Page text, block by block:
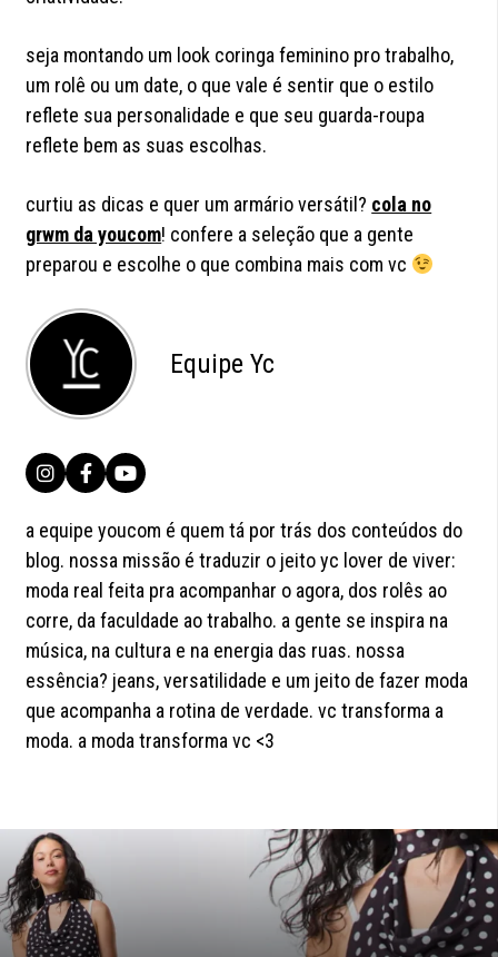
seja montando um look coringa feminino pro trabalho,
um rolê ou um date, o que vale é sentir que o estilo
reflete sua personalidade e que seu guarda-roupa
reflete bem as suas escolhas.
curtiu as dicas e quer um armário versátil? cola no
grwm da youcom! confere a seleção que a gente
preparou e escolhe o que combina mais com vc
Equipe Yc
a equipe youcom é quem tá por trás dos conteúdos do
blog. nossa missão é traduzir o jeito yc lover de viver:
moda real feita pra acompanhar o agora, dos rolês ao
corre, da faculdade ao trabalho. a gente se inspira na
música, na cultura e na energia das ruas. nossa
essência? jeans, versatilidade e um jeito de fazer moda
que acompanha a rotina de verdade. vc transforma a
moda. a moda transforma vc <3